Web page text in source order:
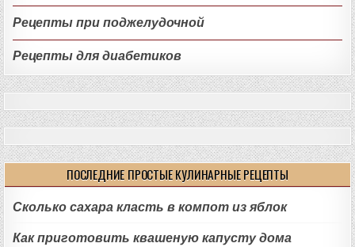
Рецепты при поджелудочной
Рецепты для диабетиков
ПОСЛЕДНИЕ ПРОСТЫЕ КУЛИНАРНЫЕ РЕЦЕПТЫ
Сколько сахара класть в компот из яблок
Как приготовить квашеную капусту дома